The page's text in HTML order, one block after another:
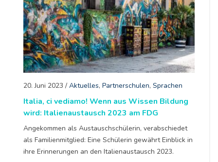
20. Juni 2023 / Aktuelles, Partnerschulen, Sprachen
Italia, ci vediamo! Wenn aus Wissen Bildung
wird: Italienaustausch 2023 am FDG
Angekommen als Austauschschülerin, verabschiedet
als Familienmitglied: Eine Schülerin gewährt Einblick in
ihre Erinnerungen an den Italienaustausch 2023.